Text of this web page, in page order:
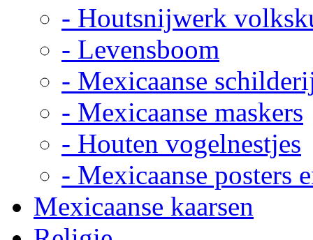
- Houtsnijwerk
- Levensboom
- Mexicaanse
- Mexicaanse maskers
- Houten vogelnestjes
- Mexicaanse posters
Mexicaanse kaarsen